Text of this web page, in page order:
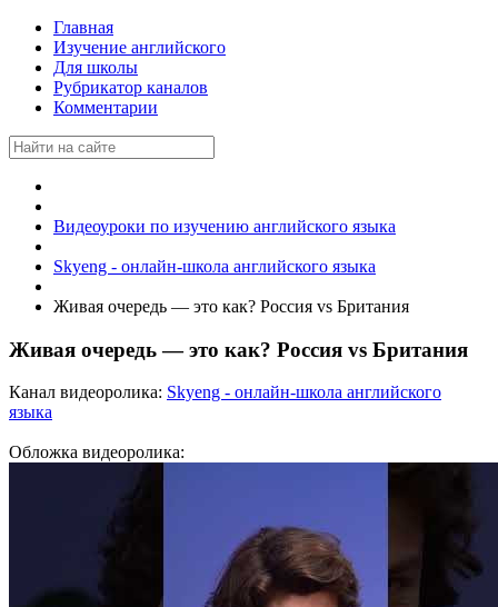
Главная
Изучение английского
Для школы
Рубрикатор каналов
Комментарии
Видеоуроки по изучению английского языка
Skyeng - онлайн-школа английского языка
Живая очередь — это как? Россия vs Британия
Живая очередь — это как? Россия vs Британия
Канал видеоролика: Skyeng - онлайн-школа английского
языка
Обложка видеоролика: